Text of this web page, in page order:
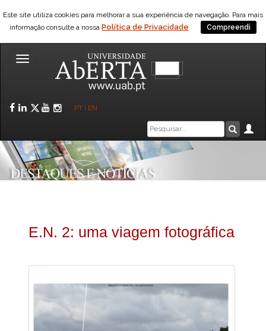
Este site utiliza cookies para melhorar a sua experiência de navegação. Para mais
informação consulte a nossa Política de Privacidade Compreendi
Toggle
Facebook
LinkedIn
Twitter
YouTube
Instagram
PT EN
Caixa
de
pesquisa
E.N. 2: uma viagem fotográfica